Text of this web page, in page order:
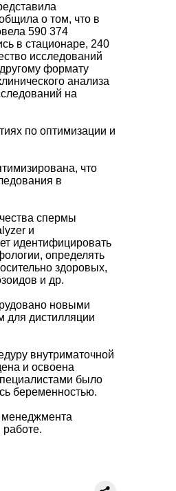
о том, что в
590 374
в стационаре, 240
исследований
формату
анализа
на
по оптимизации и
что
в
спермы
и
идентифицировать
определять
здоровых,
и др.
новыми
для дистилляции
внутриматочной
и освоена
было
беременностью.
менеджмента